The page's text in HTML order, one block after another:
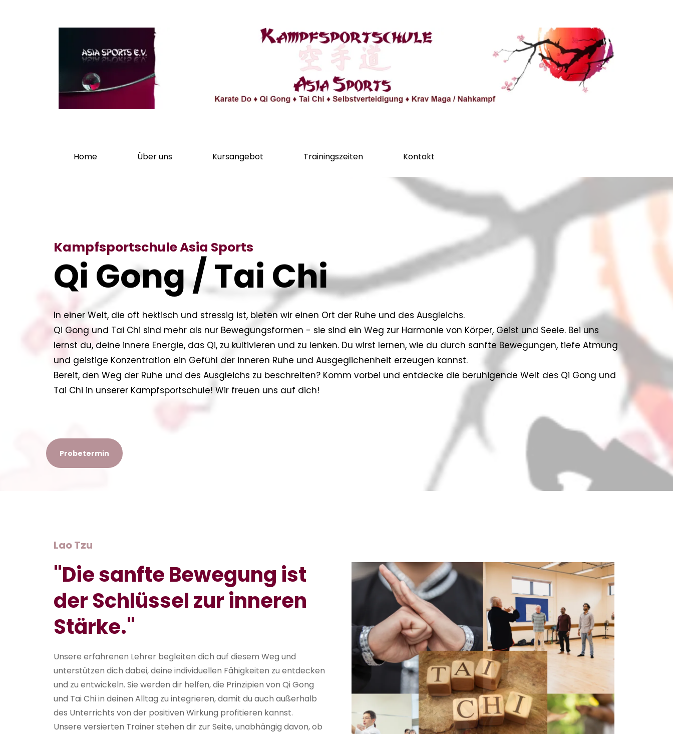
Home Über uns Kursangebot Trainingszeiten Kontakt
Kampfsportschule Asia Sports
Qi Gong / Tai Chi
In einer Welt, die oft hektisch und stressig ist, bieten wir einen Ort der Ruhe und des Ausgleichs.
Qi Gong und Tai Chi sind mehr als nur Bewegungsformen - sie sind ein Weg zur Harmonie von Körper, Geist und Seele. Bei uns
lernst du, deine innere Energie, das Qi, zu kultivieren und zu lenken. Du wirst lernen, wie du durch sanfte Bewegungen, tiefe Atmung
und geistige Konzentration ein Gefühl der inneren Ruhe und Ausgeglichenheit erzeugen kannst.
Bereit, den Weg der Ruhe und des Ausgleichs zu beschreiten? Komm vorbei und entdecke die beruhigende Welt des Qi Gong und
Tai Chi in unserer Kampfsportschule! Wir freuen uns auf dich!
Probetermin
Lao Tzu
"Die sanfte Bewegung ist
der Schlüssel zur inneren
Stärke."
Unsere erfahrenen Lehrer begleiten dich auf diesem Weg und
unterstützen dich dabei, deine individuellen Fähigkeiten zu entdecken
und zu entwickeln. Sie werden dir helfen, die Prinzipien von Qi Gong
und Tai Chi in deinen Alltag zu integrieren, damit du auch außerhalb
des Unterrichts von der positiven Wirkung profitieren kannst.
Unsere versierten Trainer stehen dir zur Seite, unabhängig davon, ob